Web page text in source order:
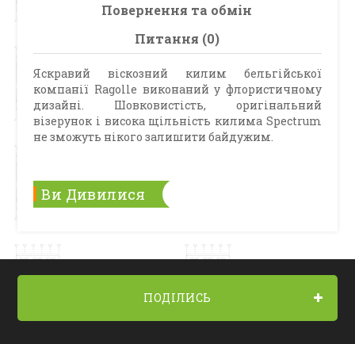
Повернення та обмін
Питання (0)
Яскравий віскозний килим бельгійської
компанії Ragolle виконаний у флористичному
дизайні. Шовковистість, оригінальний
візерунок і висока щільність килима Spectrum
не зможуть нікого залишити байдужим.
Ви Дивилися
ПОДІЛИСЬ